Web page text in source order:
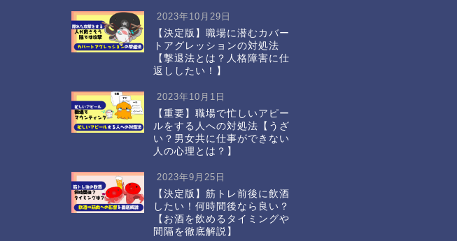
2023年10月29日
【決定版】職場に潜むカバー
トアグレッションの対処法
【撃退法とは？人格障害に仕
返ししたい！】
2023年10月1日
【重要】職場で忙しいアピー
ルをする人への対処法【うざ
い？男女共に仕事ができない
人の心理とは？】
2023年9月25日
【決定版】筋トレ前後に飲酒
したい！何時間後なら良い？
【お酒を飲めるタイミングや
間隔を徹底解説】